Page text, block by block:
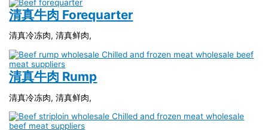
清真牛肉 Forequarter
清真冷冻肉, 清真鲜肉,
清真牛肉 Rump
清真冷冻肉, 清真鲜肉,